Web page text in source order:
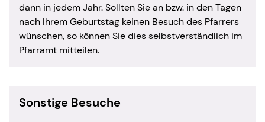
dann in jedem Jahr. Sollten Sie an bzw. in den Tagen
nach Ihrem Geburtstag keinen Besuch des Pfarrers
wünschen, so können Sie dies selbstverständlich im
Pfarramt mitteilen.
Sonstige Besuche